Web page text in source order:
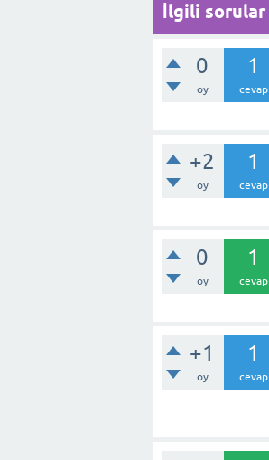
İlgili sorular
0
oy
1
cevap
+2
oy
1
cevap
0
oy
1
cevap
+1
oy
1
cevap